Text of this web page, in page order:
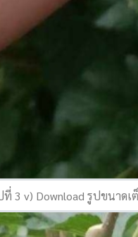
ที่ 3 v) Download รูปขนาดเ